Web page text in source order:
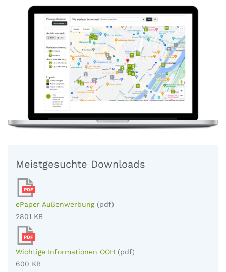
Meistgesuchte Downloads
PDF
ePaper Außenwerbung (pdf)
2801 KB
PDF
Wichtige Informationen OOH (pdf)
600 KB